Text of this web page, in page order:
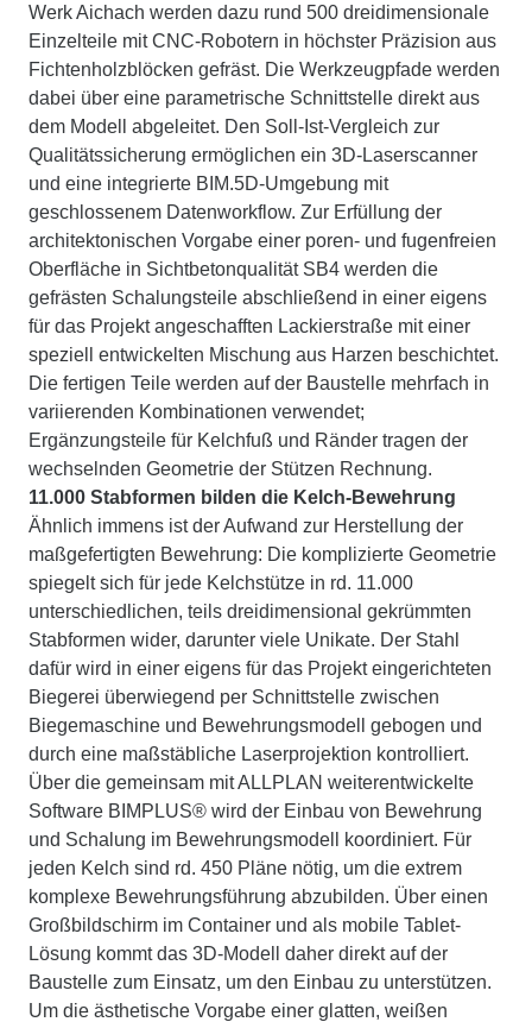
Werk Aichach werden dazu rund 500 dreidimensionale
Einzelteile mit CNC-Robotern in höchster Präzision aus
Fichtenholzblöcken gefräst. Die Werkzeugpfade werden
dabei über eine parametrische Schnittstelle direkt aus
dem Modell abgeleitet. Den Soll-Ist-Vergleich zur
Qualitätssicherung ermöglichen ein 3D-Laserscanner
und eine integrierte BIM.5D-Umgebung mit
geschlossenem Datenworkflow. Zur Erfüllung der
architektonischen Vorgabe einer poren- und fugenfreien
Oberfläche in Sichtbetonqualität SB4 werden die
gefrästen Schalungsteile abschließend in einer eigens
für das Projekt angeschafften Lackierstraße mit einer
speziell entwickelten Mischung aus Harzen beschichtet.
Die fertigen Teile werden auf der Baustelle mehrfach in
variierenden Kombinationen verwendet;
Ergänzungsteile für Kelchfuß und Ränder tragen der
wechselnden Geometrie der Stützen Rechnung.
11.000 Stabformen bilden die Kelch-Bewehrung
Ähnlich immens ist der Aufwand zur Herstellung der
maßgefertigten Bewehrung: Die komplizierte Geometrie
spiegelt sich für jede Kelchstütze in rd. 11.000
unterschiedlichen, teils dreidimensional gekrümmten
Stabformen wider, darunter viele Unikate. Der Stahl
dafür wird in einer eigens für das Projekt eingerichteten
Biegerei überwiegend per Schnittstelle zwischen
Biegemaschine und Bewehrungsmodell gebogen und
durch eine maßstäbliche Laserprojektion kontrolliert.
Über die gemeinsam mit ALLPLAN weiterentwickelte
Software BIMPLUS® wird der Einbau von Bewehrung
und Schalung im Bewehrungsmodell koordiniert. Für
jeden Kelch sind rd. 450 Pläne nötig, um die extrem
komplexe Bewehrungsführung abzubilden. Über einen
Großbildschirm im Container und als mobile Tablet-
Lösung kommt das 3D-Modell daher direkt auf der
Baustelle zum Einsatz, um den Einbau zu unterstützen.
Um die ästhetische Vorgabe einer glatten, weißen